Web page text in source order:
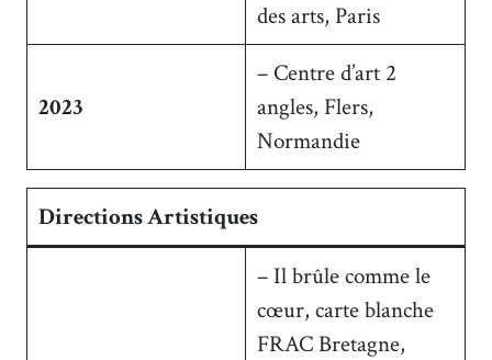
des arts, Paris
2023
– Centre d’art 2
angles, Flers,
Normandie
Directions Artistiques
– Il brûle comme le
cœur, carte blanche
FRAC Bretagne,